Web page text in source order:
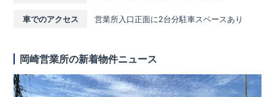
車でのアクセス 営業所入口正面に2台分駐車スペースあり
岡崎営業所の新着物件ニュース